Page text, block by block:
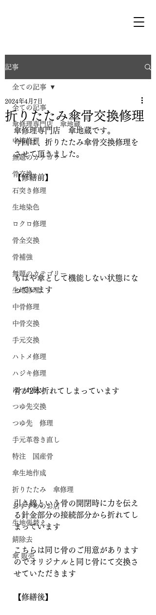
記事
全ての記事
傘修理専門店 傘地蔵
中棒修理
無題のカテゴリー
骨交換
石突き修理
生地染色
ロクロ修理
骨全交換
骨補強
無題のカテゴリー
生地修理
中骨修理
中骨交換
手元交換
ハトメ修理
ハジキ修理
ほつれ縫い
つゆ先交換
つゆ先 修理
手元革巻き直し
特注 国産骨
傘生地作成
折りたたみ 傘修理
おすすめのお店
生地張替え
錆除去
傘 販売
全ての記事
折りたたみ傘骨交換修理
2024年4月7日
傘修理専門店　傘地蔵です。
今回は、折りたたみ傘骨交換修理を
させて頂きました。
【修繕前】
もはや傘として機能しない状態にな
っています
骨が2本折れてしまっています
引き線という骨の開閉時に力を伝え
る針金部分の接続部分から折れてし
まっています
こちらは同じ骨のご用意があります
のでオリジナルと同じ骨にて交換さ
せていただきます
【修繕後】